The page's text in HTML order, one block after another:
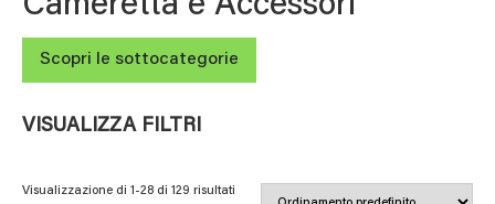
Scopri le sottocategorie
VISUALIZZA FILTRI
Visualizzazione di 1-28 di 129 risultati